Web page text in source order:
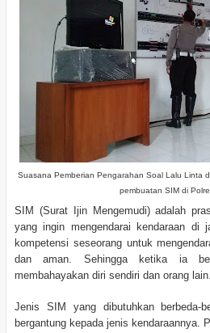
Suasana Pemberian Pengarahan Soal Lalu Linta
pembuatan SIM di
SIM (Surat Ijin Mengemudi) adalah
yang ingin mengendarai kendaraan di
kompetensi seseorang untuk
dan aman. Sehingga ketika ia
membahayakan diri sendiri dan orang lain.
Jenis SIM yang dibutuhkan berbeda-
bergantung kepada jenis kendaraannya.